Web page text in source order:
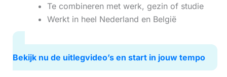
Te combineren met werk, gezin of studie
Werkt in heel Nederland en België
Bekijk nu de uitlegvideo’s en start in jouw tempo